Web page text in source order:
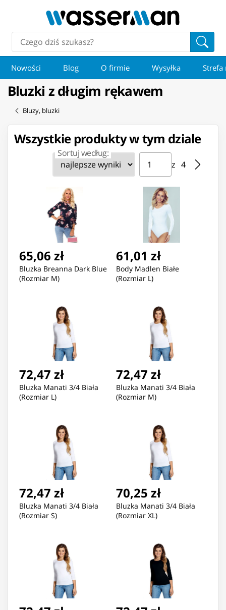
Nowości Blog O firmie Wysyłka Strefa
Bluzki z długim rękawem
Bluzy, bluzki
Wszystkie produkty w tym dziale
Sortuj według: Strona ⁨1⁩ z ⁨4⁩
z ⁨4⁩
Przejdź do strony
65,06 zł
Bluzka Breanna Dark Blue
(Rozmiar M)
61,01 zł
Body Madlen Białe
(Rozmiar L)
72,47 zł
Bluzka Manati 3/4 Biała
(Rozmiar L)
72,47 zł
Bluzka Manati 3/4 Biała
(Rozmiar M)
72,47 zł
Bluzka Manati 3/4 Biała
(Rozmiar S)
70,25 zł
Bluzka Manati 3/4 Biała
(Rozmiar XL)